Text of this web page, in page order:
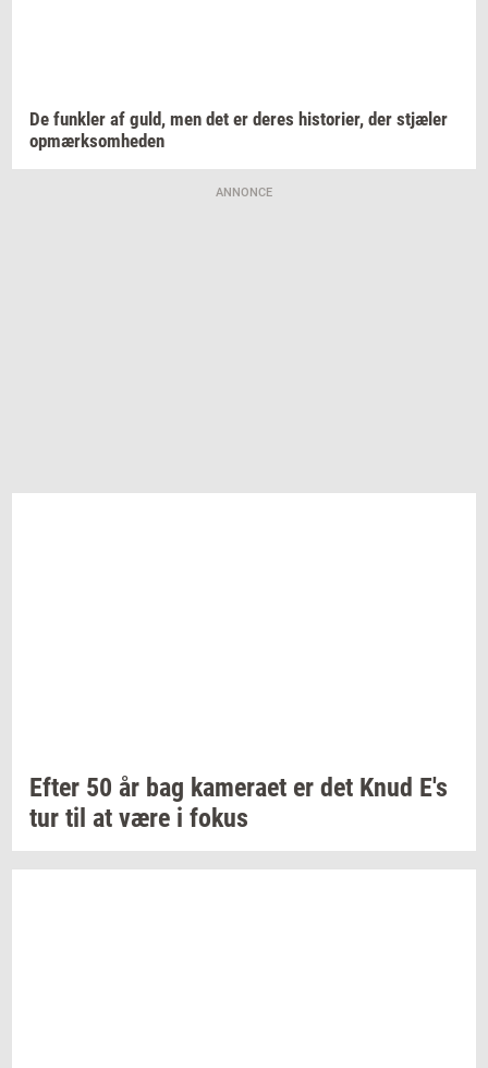
De funk­ler af guld, men det er deres hi­sto­ri­er, der stjæ­ler
op­mærk­som­he­den
ANNONCE
Efter 50 år bag ka­me­ra­et er det Knud E's
tur til at være i fokus